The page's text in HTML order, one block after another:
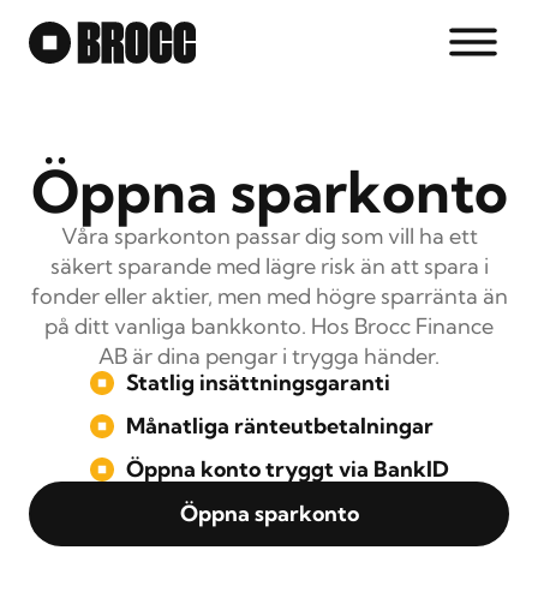
Skip
to
Öppna sparkonto
Våra sparkonton passar dig som vill ha ett
säkert sparande med lägre risk än att spara i
fonder eller aktier, men med högre sparränta än
på ditt vanliga bankkonto. Hos Brocc Finance
AB är dina pengar i trygga händer.
Statlig insättningsgaranti
Månatliga ränteutbetalningar
Öppna konto tryggt via BankID
Öppna sparkonto